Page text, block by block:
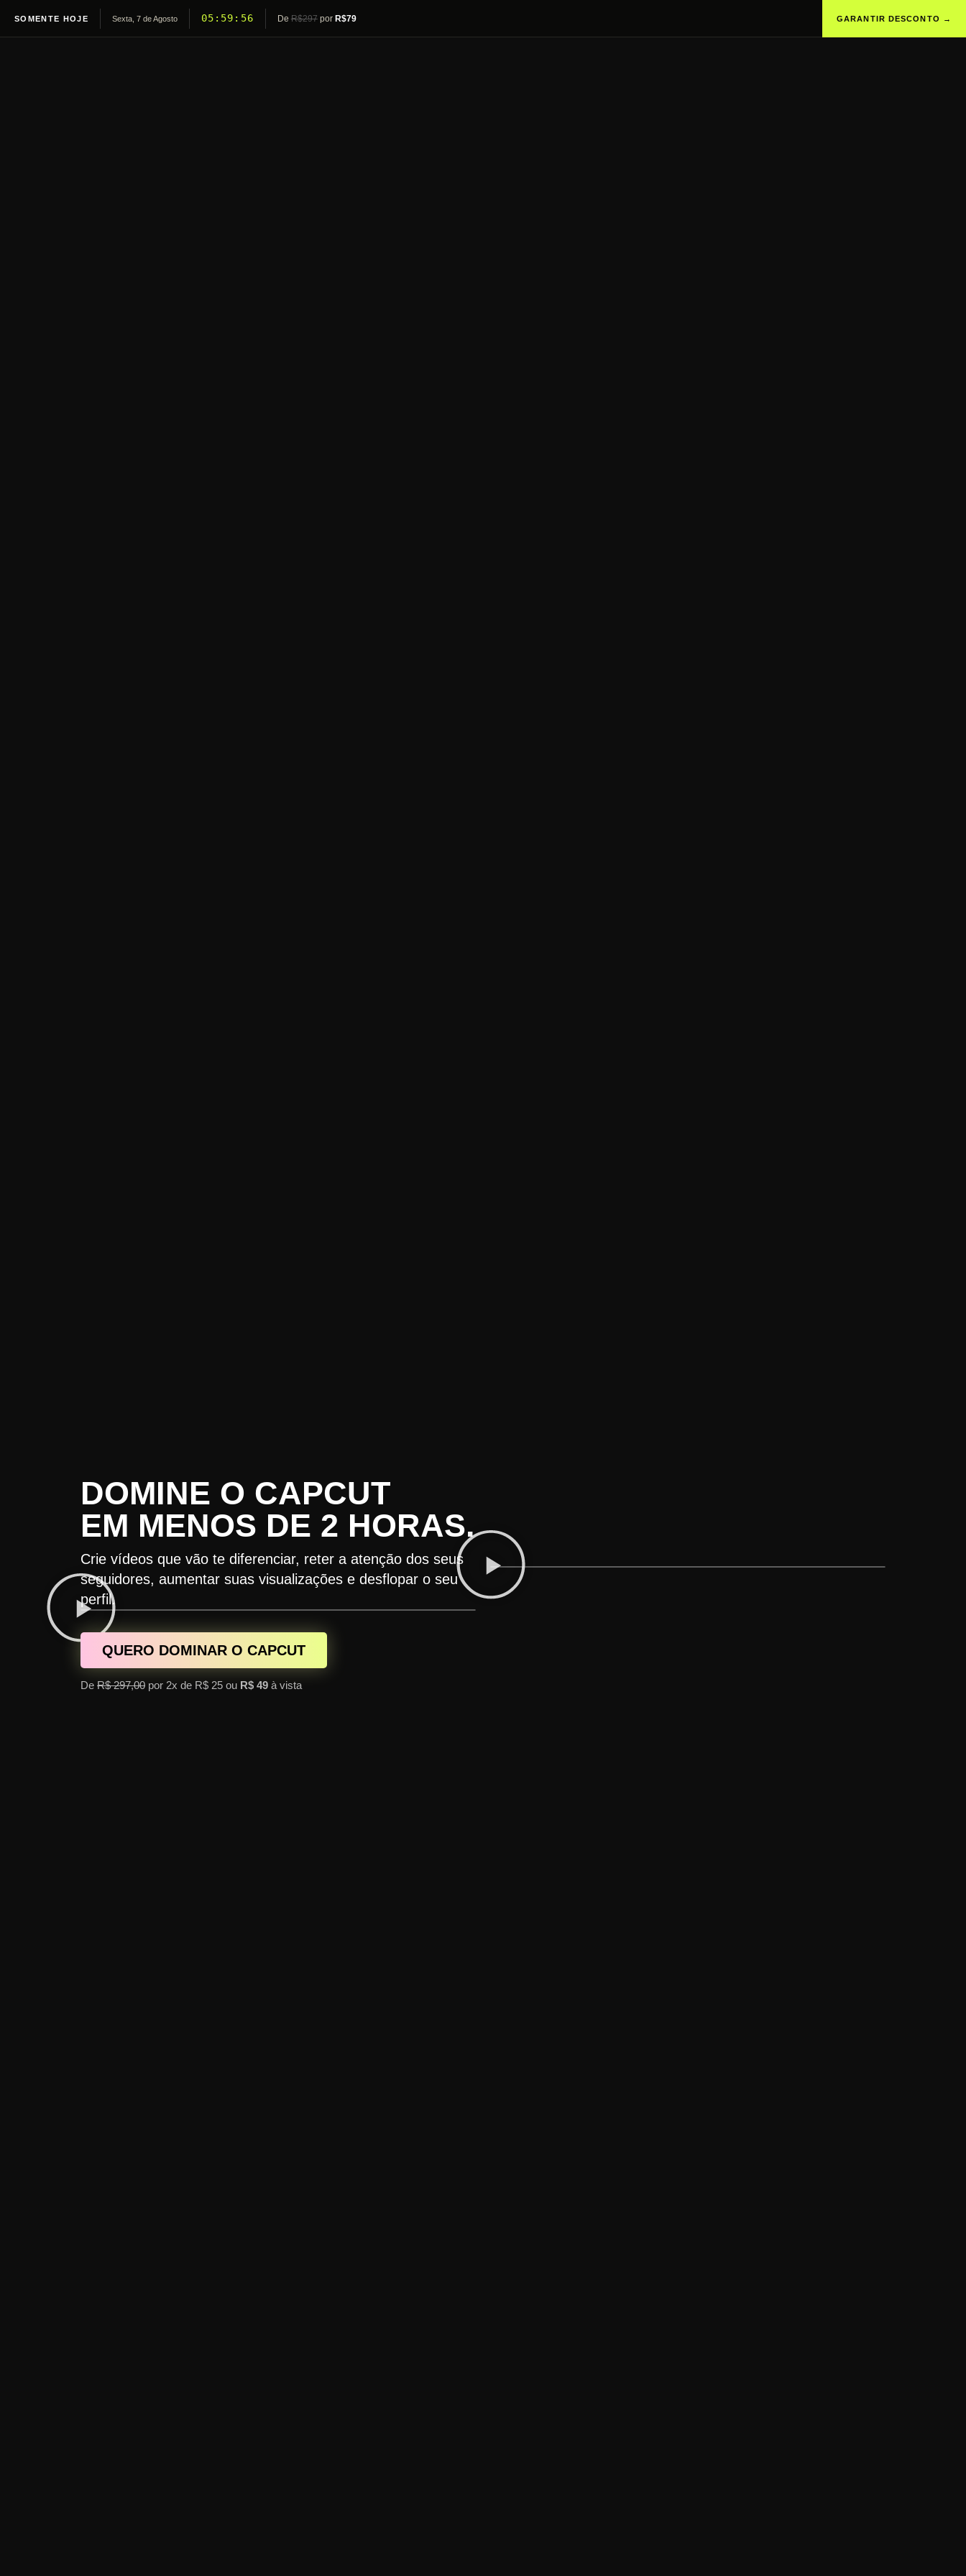
SOMENTE HOJE Sexta, 7 de Agosto 05:59:55 De R$297por R$79 GARANTIR DESCONTO →
DOMINE O CAPCUT
EM MENOS DE 2 HORAS.
Crie vídeos que vão te diferenciar, reter a atenção dos seus
seguidores, aumentar suas visualizações e desflopar o seu
perfil.
QUERO DOMINAR O CAPCUT
De R$ 297,00 por 2x de R$ 25 ou R$ 49 à vista